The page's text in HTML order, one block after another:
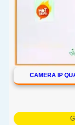
CAMERA IP